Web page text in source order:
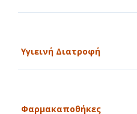
Υγιεινή Διατροφή
Φαρμακαποθήκες